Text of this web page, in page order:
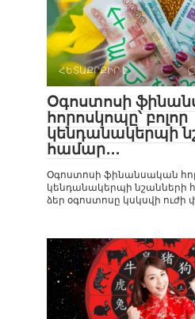
ՀԵՏԱՔՐՔԻՐ Է
Օգոստոսի
հորոսկոպը՝ բոլոր
կենդանակերպի
համար․․․
Օգոստոսի ֆինանսական
կենդանակերպի նշանների
ձեր օգոստոսը կսկսվի ուժի